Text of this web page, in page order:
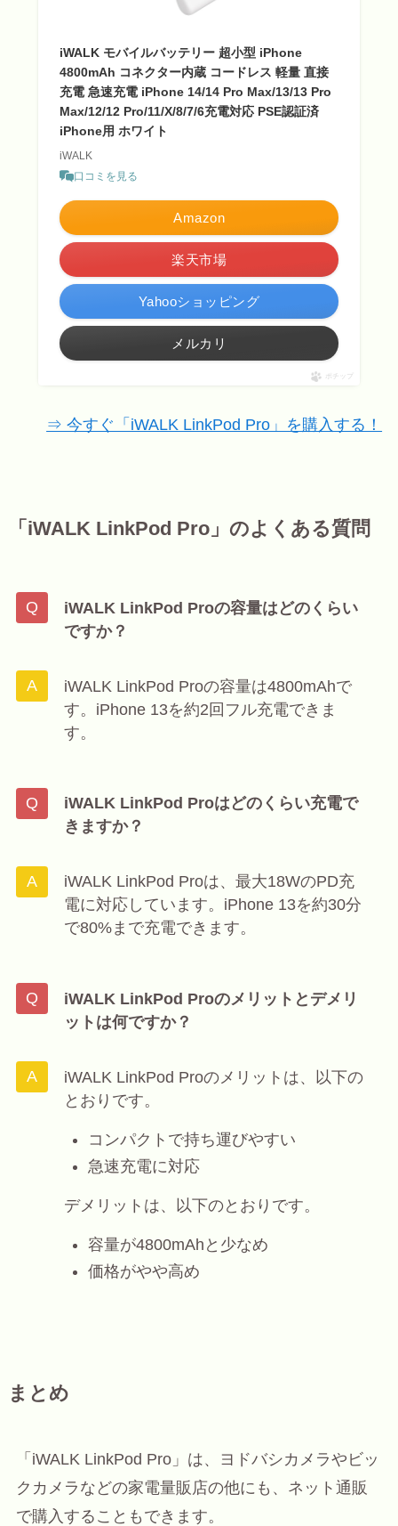
iWALK モバイルバッテリー 超小型 iPhone
4800mAh コネクター内蔵 コードレス 軽量 直接
充電 急速充電 iPhone 14/14 Pro Max/13/13 Pro
Max/12/12 Pro/11/X/8/7/6充電対応 PSE認証済
iPhone用 ホワイト
iWALK
口コミを見る
Amazon
楽天市場
Yahooショッピング
メルカリ
ポチップ
⇒ 今すぐ「iWALK LinkPod Pro」を購入する！
「iWALK LinkPod Pro」のよくある質問
iWALK LinkPod Proの容量はどのくらい
ですか？
iWALK LinkPod Proの容量は4800mAhで
す。iPhone 13を約2回フル充電できま
す。
iWALK LinkPod Proはどのくらい充電で
きますか？
iWALK LinkPod Proは、最大18WのPD充
電に対応しています。iPhone 13を約30分
で80%まで充電できます。
iWALK LinkPod Proのメリットとデメリ
ットは何ですか？
iWALK LinkPod Proのメリットは、以下の
とおりです。
コンパクトで持ち運びやすい
急速充電に対応
デメリットは、以下のとおりです。
容量が4800mAhと少なめ
価格がやや高め
まとめ
「iWALK LinkPod Pro」は、ヨドバシカメラやビッ
クカメラなどの家電量販店の他にも、ネット通販
で購入することもできます。